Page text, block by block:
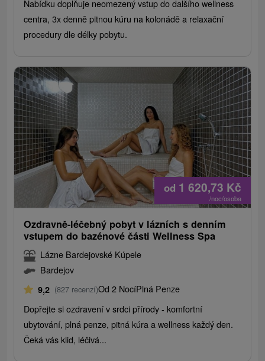
Nabídku doplňuje neomezený vstup do dalšího wellness
centra, 3x denně pitnou kúru na kolonádě a relaxační
procedury dle délky pobytu.
od 1 620,73 Kč
/noc/osoba
Ozdravně-léčebný pobyt v lázních s denním
vstupem do bazénové části Wellness Spa
Lázne Bardejovské Kúpele
Bardejov
9,2 (827 recenzí)Od 2 NocíPlná Penze
Dopřejte si ozdravení v srdci přírody - komfortní
ubytování, plná penze, pitná kúra a wellness každý den.
Čeká vás klid, léčivá...